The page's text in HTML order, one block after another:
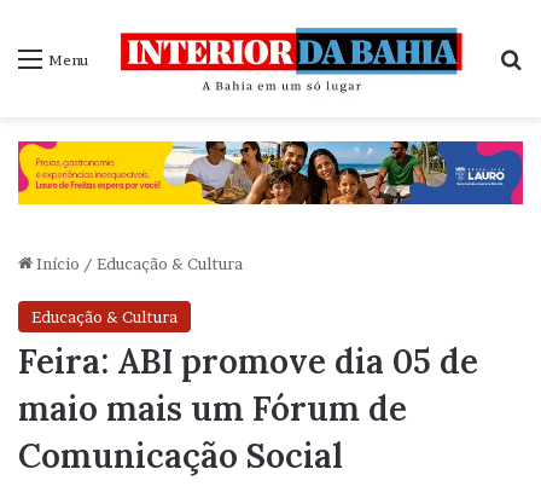
Menu
Início / Educação & Cultura
Educação & Cultura
Feira: ABI promove dia 05 de
maio mais um Fórum de
Comunicação Social